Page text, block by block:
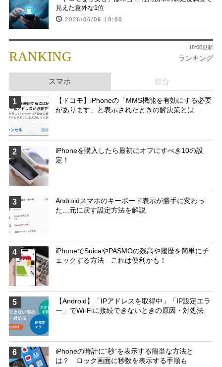
見えた意外な1位
2026/06/06 18:00
RANKING ランキング
18:00更新
スマホ 総合
1
【ドコモ】iPhoneの「MMS機能を有効にする必要
があります」と表示されたときの解決策とは
2
iPhoneを購入したら最初にオフにすべき10の設
定！
3
Androidスマホのキーボード表示が勝手に変わっ
た…元に戻す設定方法を解説
4
iPhoneでSuicaやPASMOの残高や履歴を簡単にチ
ェックする方法 これは便利かも！
5
【Android】「IPアドレスを取得中」「IP設定エラ
ー」でWi-Fiに接続できないときの原因・対処法
6
iPhoneの時計に“秒”を表示する簡単な方法と
は？ ロック画面に秒数を表示する手順も